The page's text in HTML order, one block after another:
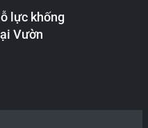
lực khống
Vườn